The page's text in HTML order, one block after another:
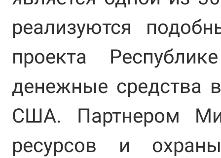
реализуются
проекта
денежные средства
США. Партнером
ресурсов и